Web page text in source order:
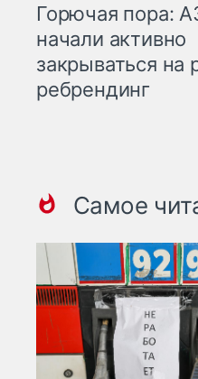
Горючая пора:
начали активно
закрываться на
ребрендинг
Самое